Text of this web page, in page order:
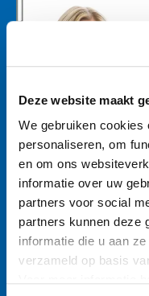
Deze website maakt
We gebruiken cookies
personaliseren, om
en om ons
informatie over uw
partners voor social
partners kunnen deze
informatie die u aan
verzameld op basis